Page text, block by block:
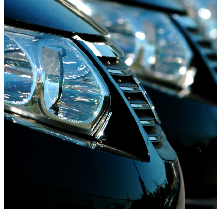
CONDUÇÃO DE VIATURAS
ELÉTRICAS E PHEV
SAIBA MAIS AQUI....Em parceria com a Academia Brisa
de Condução, a CR&M iniciou o processo de formação
dos condutores de viaturas elétricas da frota Controlauto